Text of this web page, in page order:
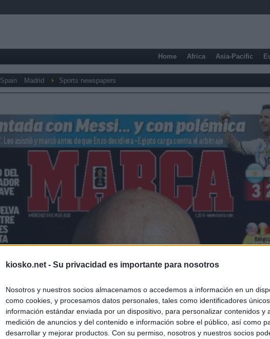
kiosko.net - Su privacidad es importante para nosotros
Nosotros y nuestros socios almacenamos o accedemos a información en un
como cookies, y procesamos datos personales, tales como identificadores
información estándar enviada por un dispositivo, para personalizar contenidos y
medición de anuncios y del contenido e información sobre el público, así como
desarrollar y mejorar productos. Con su permiso, nosotros y nuestros socios
Home Africa Asia-Pacific
Spain Madrid Sports newspapers